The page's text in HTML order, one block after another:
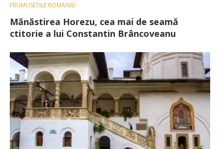
FRUMUSEȚILE ROMÂNIEI
Mănăstirea Horezu, cea mai de seamă
ctitorie a lui Constantin Brâncoveanu